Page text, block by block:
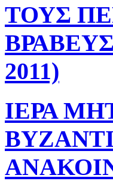
ΤΟΥΣ
2011)
ΙΕΡΑ